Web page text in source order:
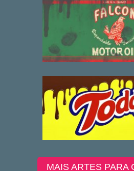
MAIS ARTES PARA